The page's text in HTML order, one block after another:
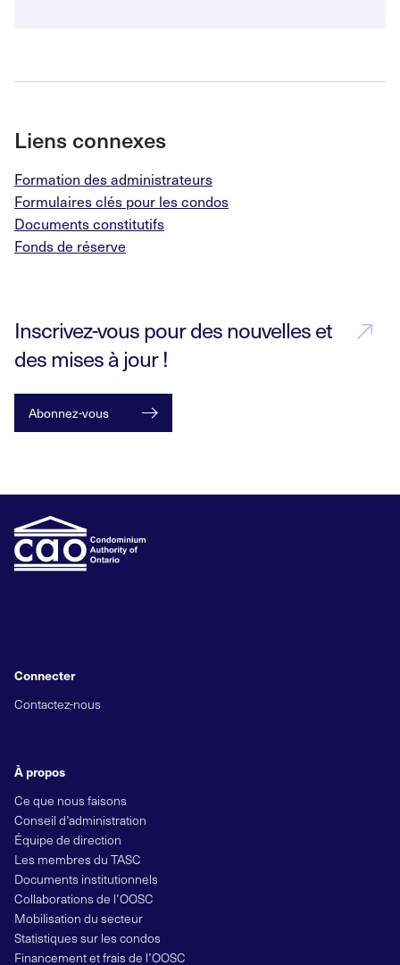
Liens connexes
Formation des administrateurs
Formulaires clés pour les condos
Documents constitutifs
Fonds de réserve
Inscrivez-vous pour des nouvelles et
des mises à jour !
Abonnez-vous
À propos
Ce que nous faisons
Conseil d’administration
Équipe de direction
Les membres du TASC
Documents institutionnels
Collaborations de l’OOSC
Mobilisation du secteur
Statistiques sur les condos
Financement et frais de l’OOSC
Connecter
Contactez-nous